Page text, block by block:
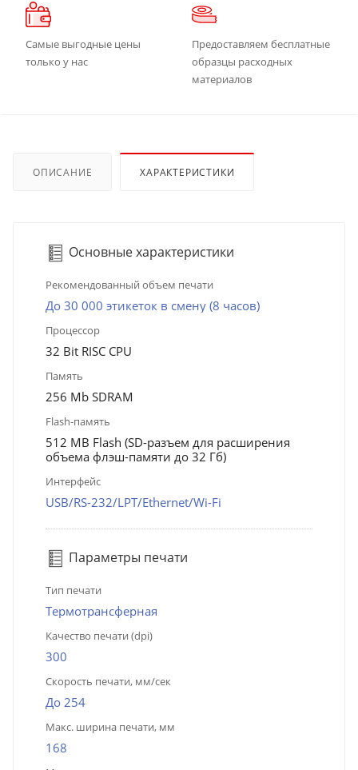
Самые выгодные цены
только у нас
Предоставляем бесплатные
образцы расходных
материалов
ОПИСАНИЕ ХАРАКТЕРИСТИКИ
Основные характеристики
Рекомендованный объем печати
До 30 000 этикеток в смену (8 часов)
Процессор
32 Bit RISC CPU
Память
256 Mb SDRAM
Flash-память
512 MB Flash (SD-разъем для расширения
объема флэш-памяти до 32 Гб)
Интерфейс
USB/RS-232/LPT/Ethernet/Wi-Fi
Параметры печати
Тип печати
Термотрансферная
Качество печати (dpi)
300
Скорость печати, мм/сек
До 254
Макс. ширина печати, мм
168